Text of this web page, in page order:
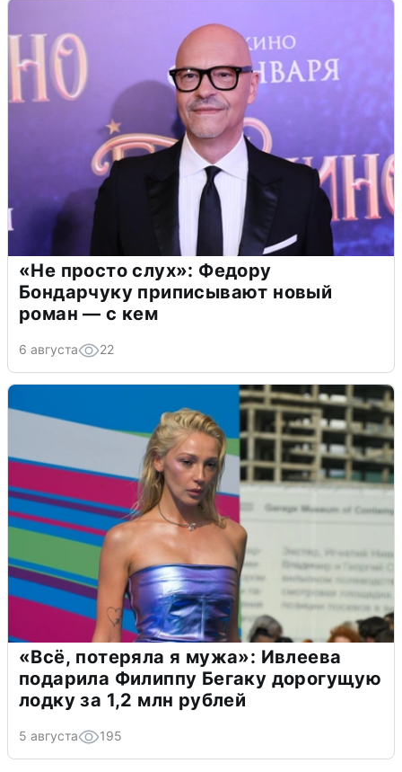
«Не просто слух»: Федору
Бондарчуку приписывают новый
роман — с кем
6 августа 22
«Всё, потеряла я мужа»: Ивлеева
подарила Филиппу Бегаку дорогущую
лодку за 1,2 млн рублей
5 августа 195